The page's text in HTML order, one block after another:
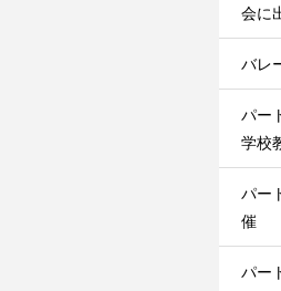
会に
バレ
パー
学校
パー
催
パー